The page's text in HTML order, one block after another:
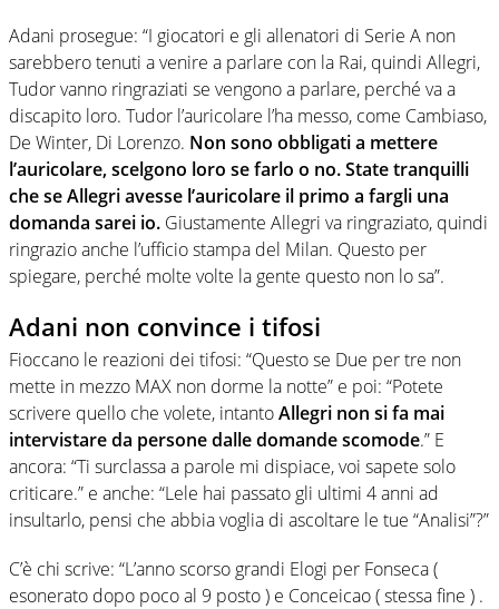
Adani prosegue: “I giocatori e gli allenatori di Serie A non
sarebbero tenuti a venire a parlare con la Rai, quindi Allegri,
Tudor vanno ringraziati se vengono a parlare, perché va a
discapito loro. Tudor l’auricolare l’ha messo, come Cambiaso,
De Winter, Di Lorenzo. Non sono obbligati a mettere
l’auricolare, scelgono loro se farlo o no. State tranquilli
che se Allegri avesse l’auricolare il primo a fargli una
domanda sarei io. Giustamente Allegri va ringraziato, quindi
ringrazio anche l’ufficio stampa del Milan. Questo per
spiegare, perché molte volte la gente questo non lo sa”.
Adani non convince i tifosi
Fioccano le reazioni dei tifosi: “Questo se Due per tre non
mette in mezzo MAX non dorme la notte” e poi: “Potete
scrivere quello che volete, intantoAllegri non si fa mai
intervistare da persone dalle domande scomode.” E
ancora: “Ti surclassa a parole mi dispiace, voi sapete solo
criticare.” e anche: “Lele hai passato gli ultimi 4 anni ad
insultarlo, pensi che abbia voglia di ascoltare le tue “Analisi”?”
C’è chi scrive: “L’anno scorso grandi Elogi per Fonseca (
esonerato dopo poco al 9 posto ) e Conceicao ( stessa fine ) .